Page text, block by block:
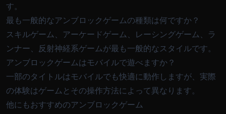
す。
最も一般的なアンブロックゲームの種類は何ですか？
スキルゲーム、アーケードゲーム、レーシングゲーム、ラ
ンナー、反射神経系ゲームが最も一般的なスタイルです。
アンブロックゲームはモバイルで遊べますか？
一部のタイトルはモバイルでも快適に動作しますが、実際
の体験はゲームとその操作方法によって異なります。
他にもおすすめのアンブロックゲーム